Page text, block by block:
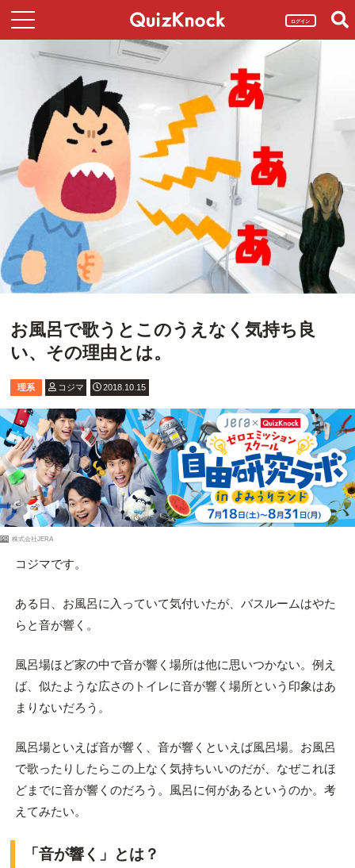
ログイン
お風呂で歌うとこのうえなく気持ち良
い、その理由とは。
理系 コジマ 2018.10.15
PR 株式会社JERA
コジマです。
ある日、お風呂に入っていて気付いたが、バスルームはやた
らと音が響く。
風呂場ほど家の中で音が響く場所は他に思いつかない。例え
ば、似たような広さのトイレに音が響く場所という印象はあ
まりないだろう。
風呂場といえば音が響く、音が響くといえば風呂場。お風呂
で歌ったりしたらこの上なく気持ちいいのだが、なぜこれほ
どまでに音が響くのだろう。風呂に何があるというのか。考
えてみたい。
「音が響く」とは？